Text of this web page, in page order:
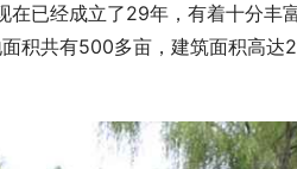
在已经成立了29年，有着十分丰
积共有500多亩，建筑面积高达